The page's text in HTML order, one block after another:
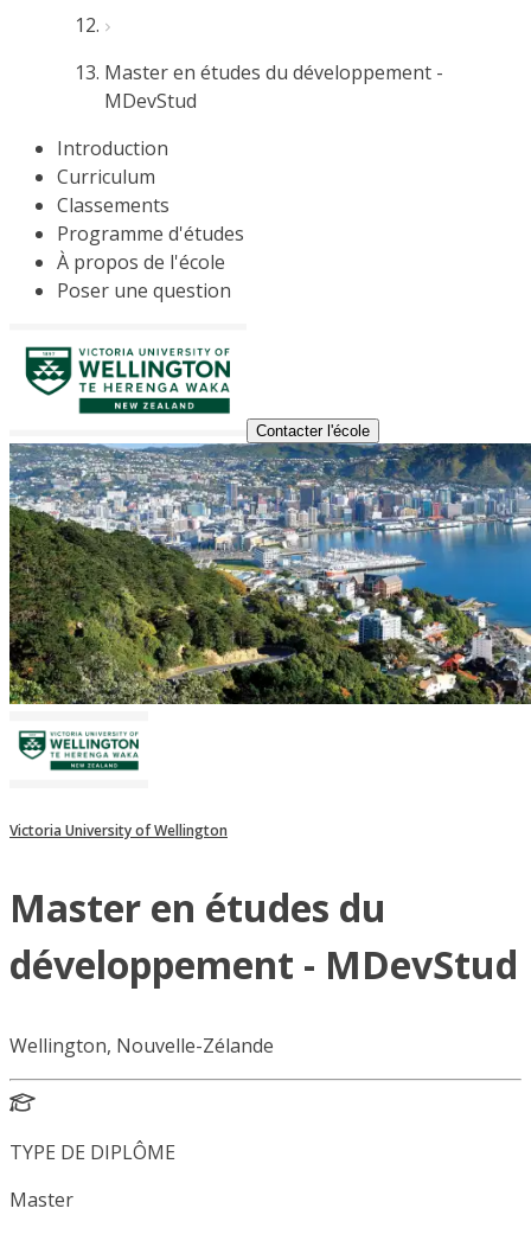
Master en études du développement -
MDevStud
Introduction
Curriculum
Classements
Programme d'études
À propos de l'école
Poser une question
Contacter l'école
Victoria University of Wellington
Master en études du
développement - MDevStud
Wellington, Nouvelle-Zélande
TYPE DE DIPLÔME
Master